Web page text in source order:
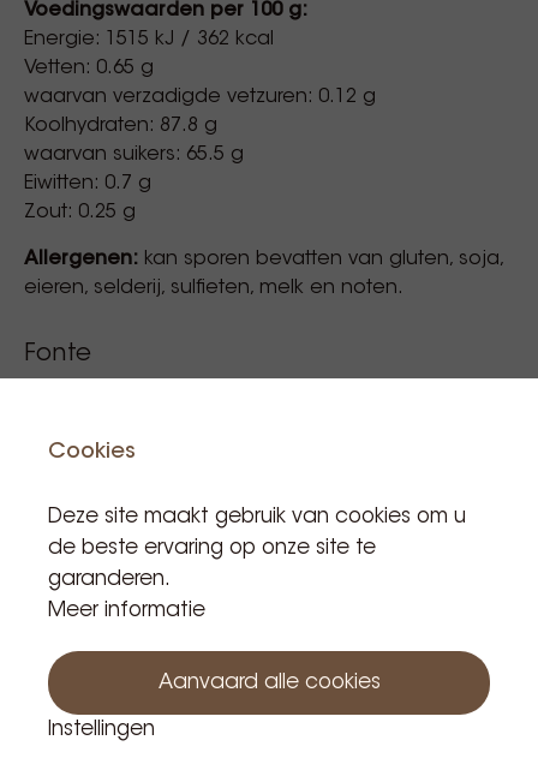
Voedingswaarden per 100 g:
Energie: 1515 kJ / 362 kcal
Vetten: 0.65 g
waarvan verzadigde vetzuren: 0.12 g
Koolhydraten: 87.8 g
waarvan suikers: 65.5 g
Eiwitten: 0.7 g
Zout: 0.25 g
Allergenen: kan sporen bevatten van gluten, soja,
eieren, selderij, sulfieten, melk en noten.
Fonte
€ 37,14
Incl. BTW
Product is in voorraad: 7
Cookies
Deze site maakt gebruik van cookies om u
de beste ervaring op onze site te
garanderen.
Meer informatie
Aanvaard alle cookies
Instellingen